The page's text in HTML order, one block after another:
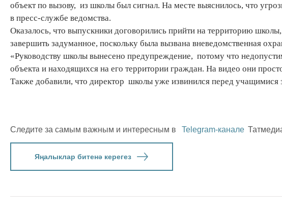
объект по вызову, из школы был сигнал. На месте выяснилось, что
в пресс-службе ведомства.
Оказалось, что выпускники договорились прийти на территорию
завершить задуманное, поскольку была вызвана вневедомственная
«Руководству школы вынесено предупреждение, потому что
объекта и находящихся на его территории граждан. На видео они
Также добавили, что директор школы уже извинился перед учащимися
Следите за самым важным и интересным в Telegram-канале
Яңалыклар битенә керегез